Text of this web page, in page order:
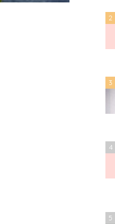
2
3
4
5